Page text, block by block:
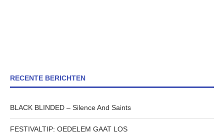
RECENTE BERICHTEN
BLACK BLINDED – Silence And Saints
FESTIVALTIP: OEDELEM GAAT LOS